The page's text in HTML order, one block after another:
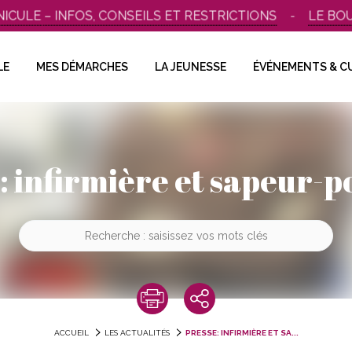
– INFOS, CONSEILS ET RESTRICTIONS LE
MES DÉMARCHES LA JEUNESSE ÉVÉNEMENTS &
infirmière et sapeur-
ACCUEIL LES ACTUALITÉS PRESSE: INFIRMIÈRE ET SA...